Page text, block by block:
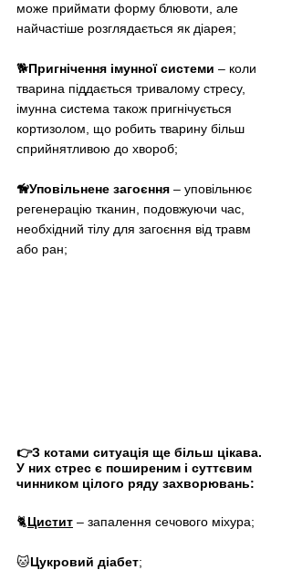
може приймати форму блювоти, але
найчастіше розглядається як діарея;
🐕Пригнічення імунної системи – коли
тварина піддається тривалому стресу,
імунна система також пригнічується
кортизолом, що робить тварину більш
сприйнятливою до хвороб;
🦮Уповільнене загоєння – уповільнює
регенерацію тканин, подовжуючи час,
необхідний тілу для загоєння від травм
або ран;
👉З котами ситуація ще більш цікава.
У них стрес є поширеним і суттєвим
чинником цілого ряду захворювань:
🐈Цистит – запалення сечового міхура;
🐱Цукровий діабет;